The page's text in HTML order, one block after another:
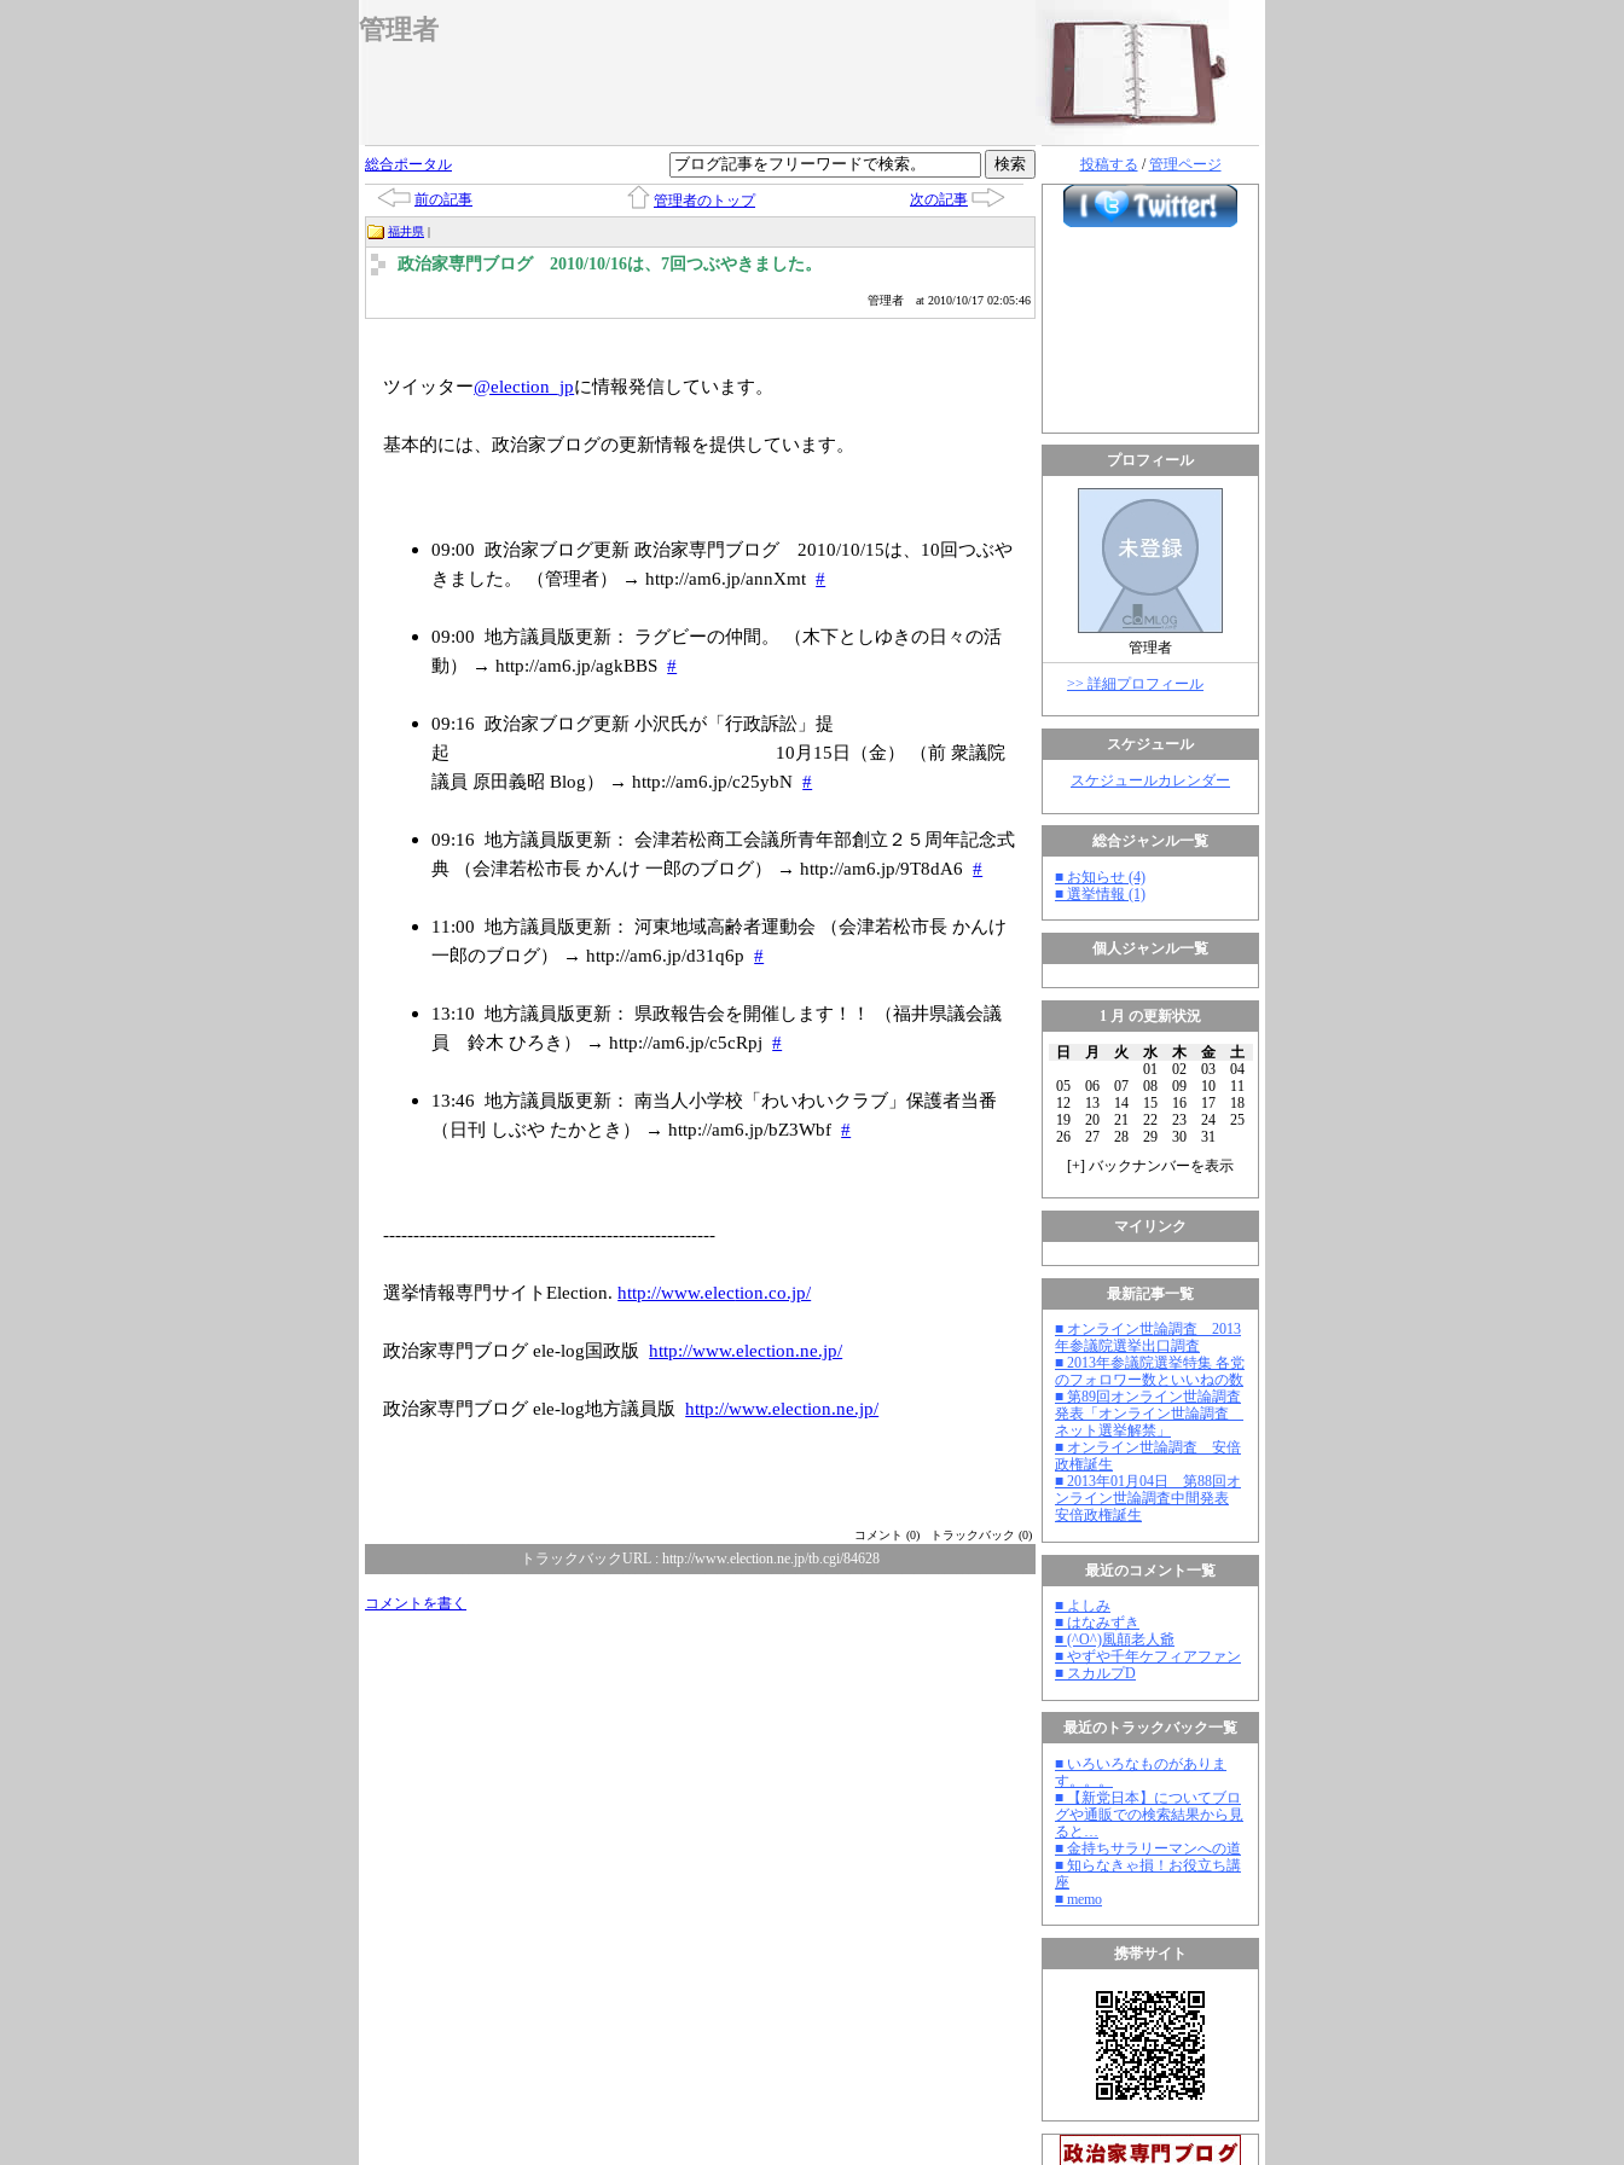
管理者
投稿する /管理ページ
プロフィール
管理者
>> 詳細プロフィール
スケジュール
スケジュールカレンダー
総合ジャンル一覧
■ お知らせ (4)
■ 選挙情報 (1)
個人ジャンル一覧
1 月 の更新状況
日 月 火 水 木 金
土
01
02 03
04
05
06 07 08 09 10
11
12
13 14 15 16 17
18
19
20 21 22 23 24
25
26
27 28 29 30
31
[+] バックナンバーを表示
マイリンク
最新記事一覧
■ オンライン世論調査 2013
年参議院選挙出口調査
■ 2013年参議院選挙特集 各党
のフォロワー数といいねの数
■ 第89回オンライン世論調査
発表「オンライン世論調査
ネット選挙解禁」
■ オンライン世論調査 安倍
政権誕生
■ 2013年01月04日 第88回オ
ンライン世論調査中間発表
安倍政権誕生
最近のコメント一覧
■ よしみ
■ はなみずき
■ (^O^)風顛老人爺
■ やずや千年ケフィアファン
■ スカルプD
最近のトラックバック一覧
■ いろいろなものがありま
す。。。
■ 【新党日本】についてブロ
グや通販での検索結果から見
ると…
■ 金持ちサラリーマンへの道
■ 知らなきゃ損！お役立ち講
座
■ memo
携帯サイト
総合ポータル
前の記事 管理者のトップ 次の記事
福井県 |
政治家専門ブログ 2010/10/16は、7回つぶやきました。
管理者 at 2010/10/17 02:05:46
ツイッター@election_jpに情報発信しています。
基本的には、政治家ブログの更新情報を提供しています。
09:00 政治家ブログ更新 政治家専門ブログ 2010/10/15は、10回つぶや
きました。 （管理者） → http://am6.jp/annXmt #
09:00 地方議員版更新： ラグビーの仲間。 （木下としゆきの日々の活
動） → http://am6.jp/agkBBS #
09:16 政治家ブログ更新 小沢氏が「行政訴訟」提
起 10月15日（金） （前 衆議院
議員 原田義昭 Blog） → http://am6.jp/c25ybN #
09:16 地方議員版更新： 会津若松商工会議所青年部創立２５周年記念式
典 （会津若松市長 かんけ 一郎のブログ） → http://am6.jp/9T8dA6 #
11:00 地方議員版更新： 河東地域高齢者運動会 （会津若松市長 かんけ
一郎のブログ） → http://am6.jp/d31q6p #
13:10 地方議員版更新： 県政報告会を開催します！！ （福井県議会議
員 鈴木 ひろき） → http://am6.jp/c5cRpj #
13:46 地方議員版更新： 南当人小学校「わいわいクラブ」保護者当番
（日刊 しぶや たかとき） → http://am6.jp/bZ3Wbf #
-------------------------------------------------------
選挙情報専門サイトElection.http://www.election.co.jp/
政治家専門ブログ ele-log国政版http://www.election.ne.jp/
政治家専門ブログ ele-log地方議員版http://www.election.ne.jp/
コメント (0) トラックバック (0)
トラックバックURL : http://www.election.ne.jp/tb.cgi/84628
コメントを書く